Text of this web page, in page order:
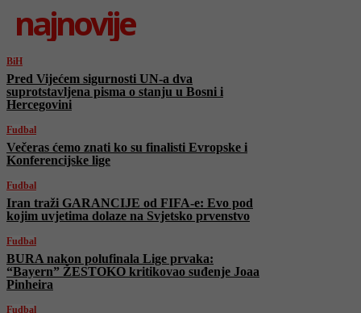
najnovije
BiH
Pred Vijećem sigurnosti UN-a dva
suprotstavljena pisma o stanju u Bosni i
Hercegovini
Fudbal
Večeras ćemo znati ko su finalisti Evropske i
Konferencijske lige
Fudbal
Iran traži GARANCIJE od FIFA-e: Evo pod
kojim uvjetima dolaze na Svjetsko prvenstvo
Fudbal
BURA nakon polufinala Lige prvaka:
“Bayern” ŽESTOKO kritikovao suđenje Joaa
Pinheira
Fudbal